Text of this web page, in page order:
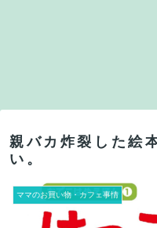
親バカ炸裂した絵
い。
ママのお買い物・カフェ事情